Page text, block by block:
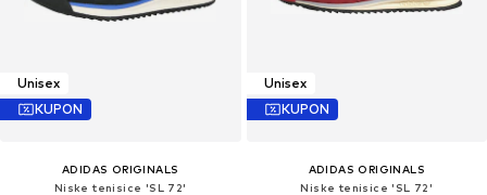
Unisex
KUPON
ADIDAS ORIGINALS
Niske tenisice 'SL 72'
Unisex
KUPON
ADIDAS ORIGINALS
Niske tenisice 'SL 72'